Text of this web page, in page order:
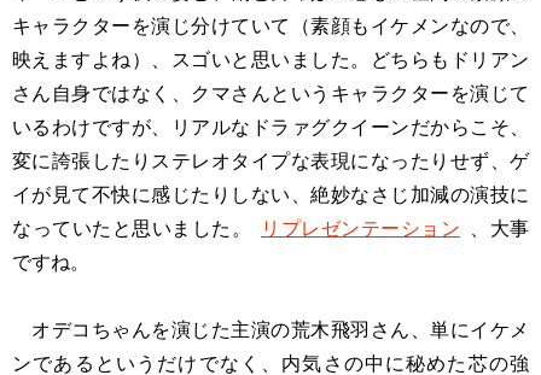
キャラクターを演じ分けていて（素顔もイケメンなので、
映えますよね）、スゴいと思いました。どちらもドリアン
さん自身ではなく、クマさんというキャラクターを演じて
いるわけですが、リアルなドラァグクイーンだからこそ、
変に誇張したりステレオタイプな表現になったりせず、ゲ
イが見て不快に感じたりしない、絶妙なさじ加減の演技に
なっていたと思いました。
リプレゼンテーション
、大事
ですね。
オデコちゃんを演じた主演の荒木飛羽さん、単にイケメ
ンであるというだけでなく、内気さの中に秘めた芯の強